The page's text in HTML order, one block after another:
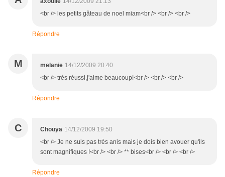
<br /> les petits gâteau de noel miam<br /> <br /> <br />
Répondre
M melanie 14/12/2009 20:40
<br /> très réussi,j'aime beaucoup!<br /> <br /> <br />
Répondre
C Chouya 14/12/2009 19:50
<br /> Je ne suis pas très anis mais je dois bien avouer qu'ils
sont magnifiques !<br /> <br /> ** bises<br /> <br /> <br />
Répondre